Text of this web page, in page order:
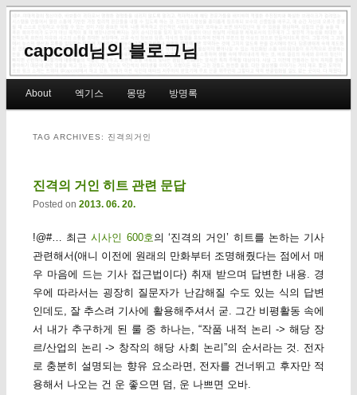
capcold님의 블로그님
Skip to primary content
Skip to secondary content
About 엑기스 몽땅 방명록
TAG ARCHIVES: 진격의거인
진격의 거인 히트 관련 문답
Posted on 2013. 06. 20.
!@#… 최근시사인 600호의 ‘진격의 거인’ 히트를 논하는 기사
관련해서(애니 이전에 원래의 만화부터 조명해줬다는 점에서 매
우 마음에 드는 기사 접근법이다) 취재 받으며 답변한 내용. 경
우에 따라서는 굉장히 질문자가 난감해질 수도 있는 식의 답변
인데도, 잘 추스려 기사에 활용해주셔서 굳. 그간 비평활동 속에
서 내가 추구하게 된 룰 중 하나는, “작품 내적 논리 -> 해당 장
르/산업의 논리 -> 창작의 해당 사회 논리”의 순서라는 것. 전자
로 충분히 설명되는 향유 요소라면, 전자를 건너뛰고 후자만 적
용해서 나오는 건 운 좋으면 덤, 운 나쁘면 오바.